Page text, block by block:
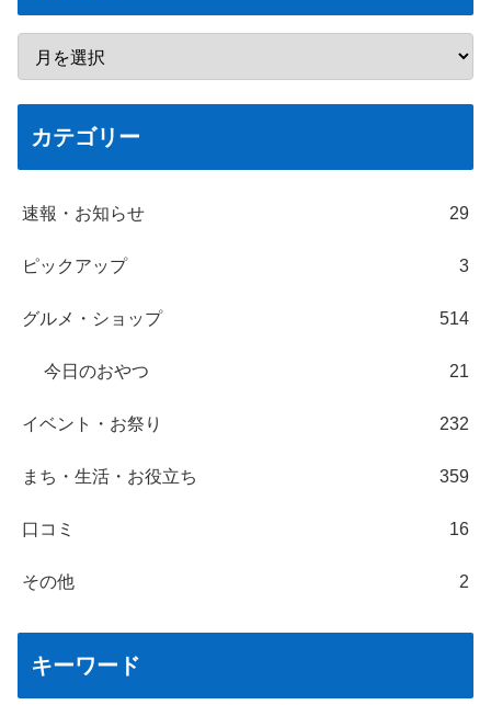
カテゴリー
速報・お知らせ 29
ピックアップ 3
グルメ・ショップ 514
今日のおやつ 21
イベント・お祭り 232
まち・生活・お役立ち 359
口コミ 16
その他 2
キーワード